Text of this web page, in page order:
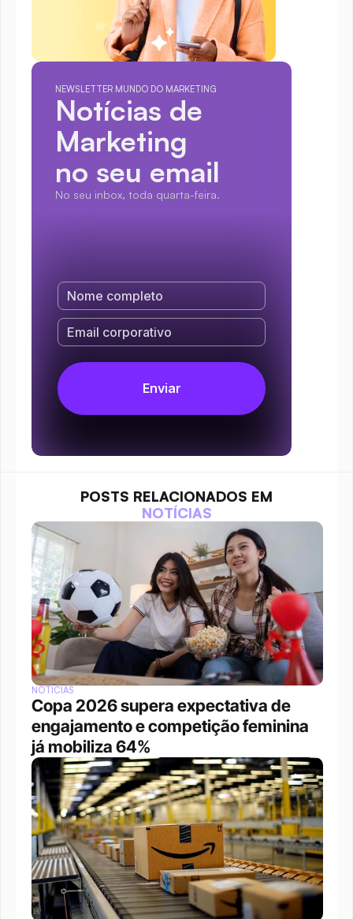
NEWSLETTER MUNDO DO MARKETING
Notícias de
Marketing
no seu email
No seu inbox, toda quarta-feira.
POSTS RELACIONADOS EM
NOTÍCIAS
NOTÍCIAS
Copa 2026 supera expectativa de
engajamento e competição feminina
já mobiliza 64%